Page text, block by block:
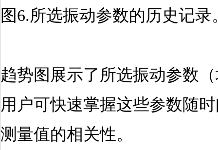
图6.所选振动参数的历史记录
趋势图展示了所选振动参数
用户可快速掌握这些参数随
测量值的相关性。